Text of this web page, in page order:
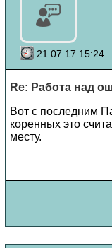
21.07.17 15:24
Re: Работа над
Вот с последним
коренных это
месту.